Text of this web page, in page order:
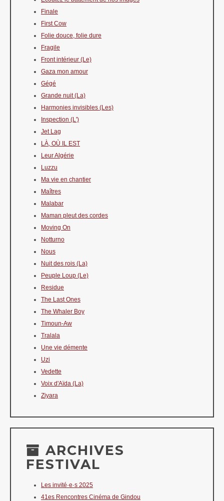
Finale
First Cow
Folie douce, folie dure
Fragile
Front intérieur (Le)
Gaza mon amour
Gégé
Grande nuit (La)
Harmonies invisibles (Les)
Inspection (L')
Jet Lag
LÀ, OÙ IL EST
Leur Algérie
Luzzu
Ma vie en chantier
Maîtres
Malabar
Maman pleut des cordes
Moving On
Notturno
Nous
Nuit des rois (La)
Peuple Loup (Le)
Residue
The Last Ones
The Whaler Boy
Timoun-Aw
Tralala
Une vie démente
Uzi
Vedette
Voix d'Aïda (La)
Ziyara
ARCHIVES
FESTIVAL
Les invité·e·s 2025
41es Rencontres Cinéma de Gindou